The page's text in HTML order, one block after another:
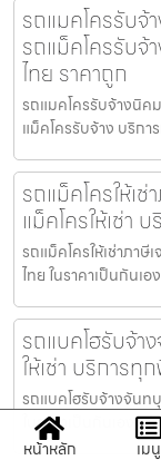
รถแมคโครรับจ้
รถแม็คโครรับจ้
ไทย ราคาถูก
รถแมคโครรับจ้างนิค
แม็คโครรับจ้าง บริกา
รถแม็คโครให้เ
แม็คโครให้เช่า
รถแม็คโครให้เช่าภาษี
ไทย ในราคาเป็นกัน
รถแบคโฮรับจ้า
ให้เช่า บริการทุ
รถแบคโฮรับจ้างจันท
ในราคาเป็นกันเอง
หน้าหลัก
เมนู